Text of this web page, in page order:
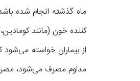
ماه گذشته انجام شده
کننده خون (مانند
مداوم مصرف می‌شود،